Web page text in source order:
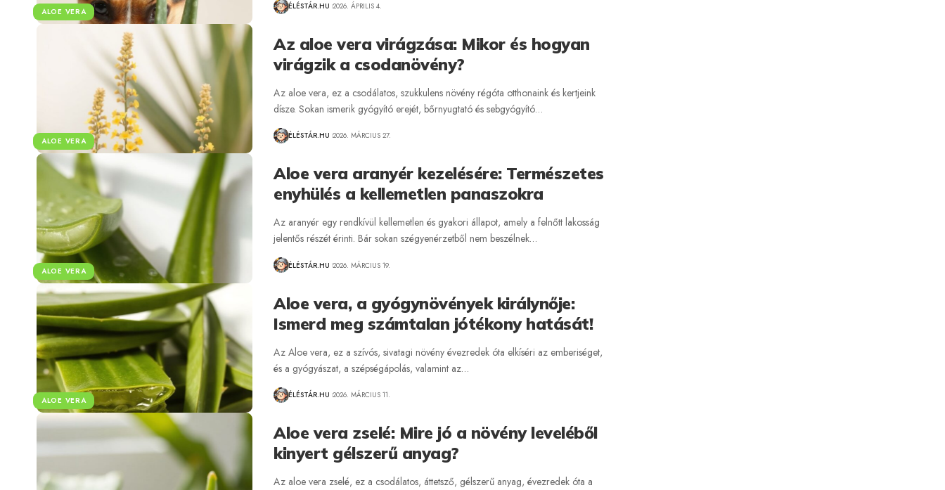
ALOE VERA
ÉLÉSTÁR.HU 2026. ÁPRILIS 4.
ALOE VERA
Az aloe vera virágzása: Mikor és hogyan
virágzik a csodanövény?
Az aloe vera, ez a csodálatos, szukkulens növény régóta otthonaink és kertjeink
dísze. Sokan ismerik gyógyító erejét, bőrnyugtató és sebgyógyító…
ÉLÉSTÁR.HU 2026. MÁRCIUS 27.
ALOE VERA
Aloe vera aranyér kezelésére: Természetes
enyhülés a kellemetlen panaszokra
Az aranyér egy rendkívül kellemetlen és gyakori állapot, amely a felnőtt lakosság
jelentős részét érinti. Bár sokan szégyenérzetből nem beszélnek…
ÉLÉSTÁR.HU 2026. MÁRCIUS 19.
ALOE VERA
Aloe vera, a gyógynövények királynője:
Ismerd meg számtalan jótékony hatását!
Az Aloe vera, ez a szívós, sivatagi növény évezredek óta elkíséri az emberiséget,
és a gyógyászat, a szépségápolás, valamint az…
ÉLÉSTÁR.HU 2026. MÁRCIUS 11.
Aloe vera zselé: Mire jó a növény leveléből
kinyert gélszerű anyag?
Az aloe vera zselé, ez a csodálatos, áttetsző, gélszerű anyag, évezredek óta a